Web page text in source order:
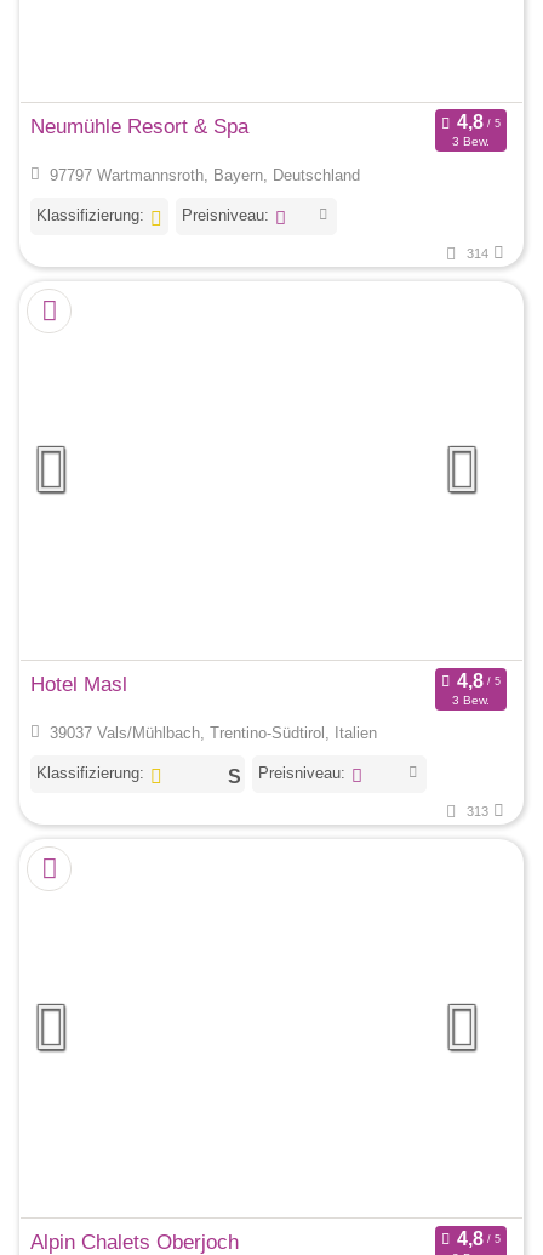
Neumühle Resort & Spa
3 Bew.
97797 Wartmannsroth, Bayern, Deutschland
Klassifizierung: Preisniveau:
314
Hotel Masl
3 Bew.
39037 Vals/Mühlbach, Trentino-Südtirol, Italien
Klassifizierung: Preisniveau:
313
Alpin Chalets Oberjoch